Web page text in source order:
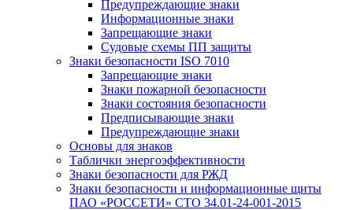
Предупреждающие знаки
Информационные знаки
Запрещающие знаки
Судовые схемы ПП защиты
Знаки безопасности ISO 7010
Запрещающие знаки
Знаки пожарной безопасности
Знаки состояния безопасности
Предписывающие знаки
Предупреждающие знаки
Основы для знаков
Таблички энергоэффективности
Знаки безопасности для РЖД
Знаки безопасности и информационные щиты
ПАО «РОССЕТИ» СТО 34.01-24-001-2015